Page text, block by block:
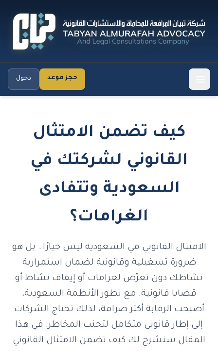
حجز موعد دخول
كيف تضمن الامتثال
القانوني لشركتك في
السعودية وتتفادى
الغرامات؟
الامتثال القانوني في السعودية ليس خيارًا… بل هو
ضرورة تشغيلية وقانونية لضمان استمرارية
نشاطك دون تعرّض لغرامات أو إيقاف نشاط أو
قضايا قانونية. مع تطور الأنظمة السعودية،
أصبحت الرقابة أكثر صرامة، لذلك تحتاج الشركات
إلى إطار قانوني متكامل لتجنب المخاطر. في هذا
المقال سنشرح لك كيف تضمن الامتثال القانوني